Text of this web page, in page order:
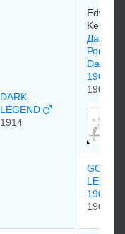
DARK
LEGEND
1914
Edward
Дарк
Рональд
Dark
1905
1905
1907
1907